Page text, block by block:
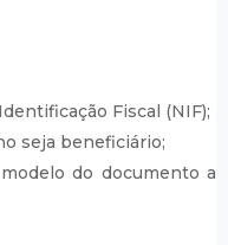
Fiscal (NIF);
seja beneficiário;
do documento a